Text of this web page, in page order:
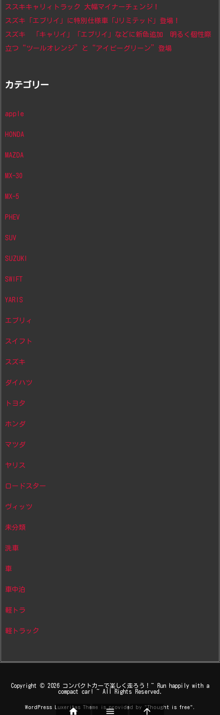
ススキキャリィトラック 大幅マイナーチェンジ！
スズキ「エブリイ」に特別仕様車「Jリミテッド」登場！
スズキ 「キャリイ」「エブリイ」などに新色追加 明るく個性際
立つ“ツールオレンジ”と“アイビーグリーン”登場
カテゴリー
apple
HONDA
MAZDA
MX-30
MX-5
PHEV
SUV
SUZUKI
SWIFT
YARIS
エブリィ
スイフト
スズキ
ダイハツ
トヨタ
ホンダ
マツダ
ヤリス
ロードスター
ヴィッツ
未分類
洗車
車
車中泊
軽トラ
軽トラック
Copyright © 2026 コンパクトカーで楽しく走ろう！~ Run happily with a
compact car! ~ All Rights Reserved.
WordPress Luxeritas Theme is provided by "Thought is free".
  